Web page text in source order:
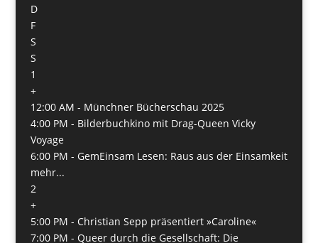
D
F
S
S
1
+
12:00 AM - Münchner Bücherschau 2025
4:00 PM - Bilderbuchkino mit Drag-Queen Vicky
Voyage
6:00 PM - GemEinsam Lesen: Raus aus der Einsamkeit
mehr...
2
+
5:00 PM - Christian Sepp präsentiert »Caroline«
7:00 PM - Queer durch die Gesellschaft: Die